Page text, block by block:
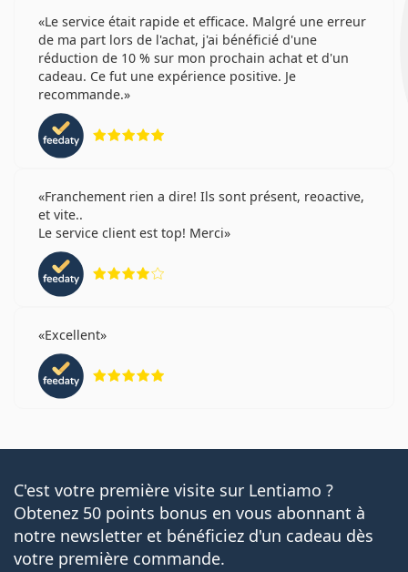
éléments : des comprimés et une solution de
peroxyde. Chaque composant a une date de
péremption différente. La durée de conservation finale
de l'ensemble du produit correspond toujours à la
date de péremption des comprimés, qui est inférieure
à la date de péremption de la solution de peroxyde.
Le service était rapide et efficace. Malgré une erreur
de ma part lors de l'achat, j'ai bénéficié d'une
réduction de 10 % sur mon prochain achat et d'un
cadeau. Ce fut une expérience positive. Je
recommande.
Franchement rien a dire! Ils sont présent, reoactive,
et vite..
Le service client est top! Merci
Excellent
C'est votre première visite sur Lentiamo ?
Obtenez 50 points bonus en vous abonnant à
notre newsletter et bénéficiez d'un cadeau dès
votre première commande.